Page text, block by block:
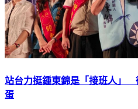
站台力挺鍾東錦是「接班人」
蛋